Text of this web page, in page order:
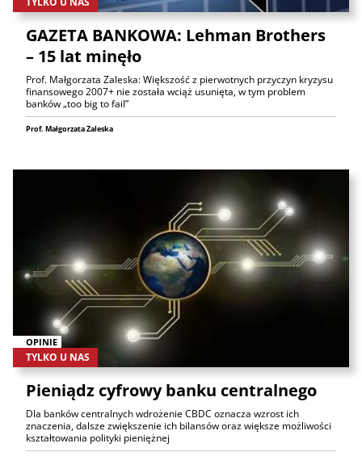
GAZETA BANKOWA: Lehman Brothers
– 15 lat minęło
Prof. Małgorzata Zaleska: Większość z pierwotnych przyczyn kryzysu
finansowego 2007+ nie została wciąż usunięta, w tym problem
banków „too big to fail”
Prof. Małgorzata Zaleska
OPINIE
TYLKO U NAS
Pieniądz cyfrowy banku centralnego
Dla banków centralnych wdrożenie CBDC oznacza wzrost ich
znaczenia, dalsze zwiększenie ich bilansów oraz większe możliwości
kształtowania polityki pieniężnej